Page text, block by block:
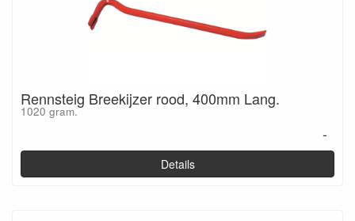
Rennsteig Breekijzer rood, 400mm Lang.
1020 gram.
-
Details